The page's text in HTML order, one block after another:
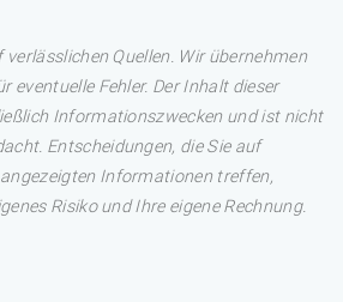
Quellen. Wir übernehmen
eventuelle Fehler. Der Inhalt dieser
Informationszwecken und ist nicht
Entscheidungen, die Sie auf
Informationen treffen,
Risiko und Ihre eigene Rechnung.